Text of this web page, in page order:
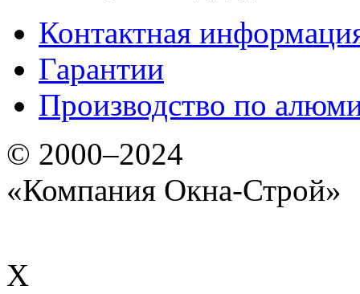
Контактная
Гарантии
Производство по
© 2000–2024
«Компания Окна-Строй»
X